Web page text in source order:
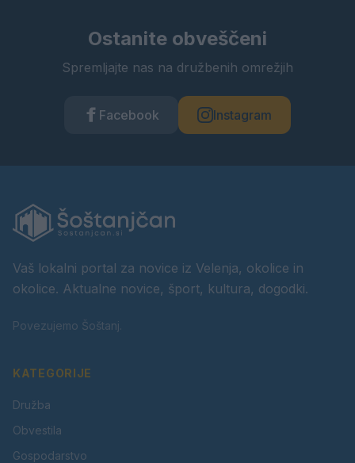
Ostanite obveščeni
Spremljajte nas na družbenih omrežjih
Facebook Instagram
Vaš lokalni portal za novice iz Velenja, okolice in
okolice. Aktualne novice, šport, kultura, dogodki.
Povezujemo Šoštanj.
KATEGORIJE
Družba
Obvestila
Gospodarstvo